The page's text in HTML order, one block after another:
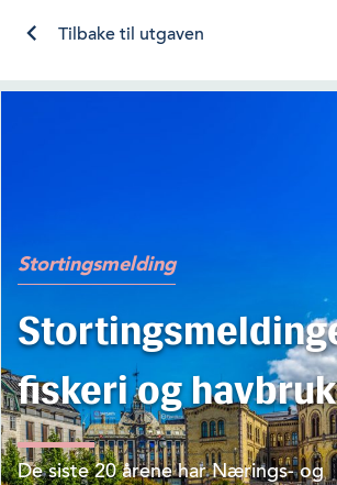
Tilbake til utgaven
Stortingsmelding
fiskeri og havbruk
De siste 20 årene har Nærings- og